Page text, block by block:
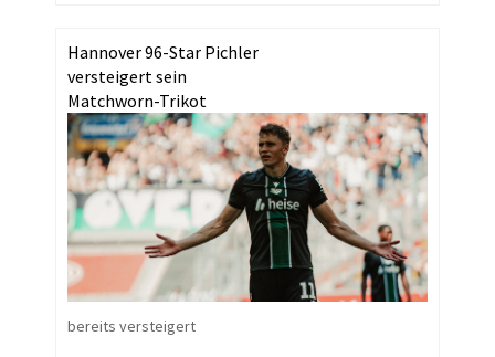
Hannover 96-Star Pichler
versteigert sein
Matchworn-Trikot
bereits versteigert